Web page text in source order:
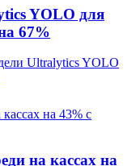
YOLO для
67%
Ultralytics YOLO
на кассах на